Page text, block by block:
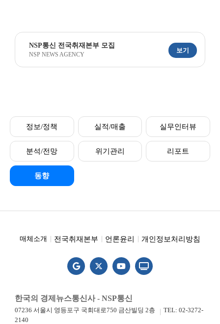
NSP통신 전국취재본부 모집
NSP NEWS AGENCY
보기
정보/정책 실적/매출 실무인터뷰
분석/전망 위기관리 리포트
동향
매체소개 전국취재본부 언론윤리 개인정보처리방침
한국의 경제뉴스통신사 - NSP통신
07236 서울시 영등포구 국회대로750 금산빌딩 2층
TEL: 02-3272-
2140